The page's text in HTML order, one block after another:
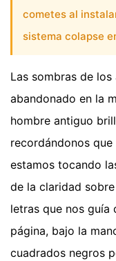
cometes al
sistema colapse
Las sombras de
abandonado en la
hombre antiguo
recordándonos
estamos tocando
de la claridad
letras que nos guía
página, bajo la
cuadrados negros